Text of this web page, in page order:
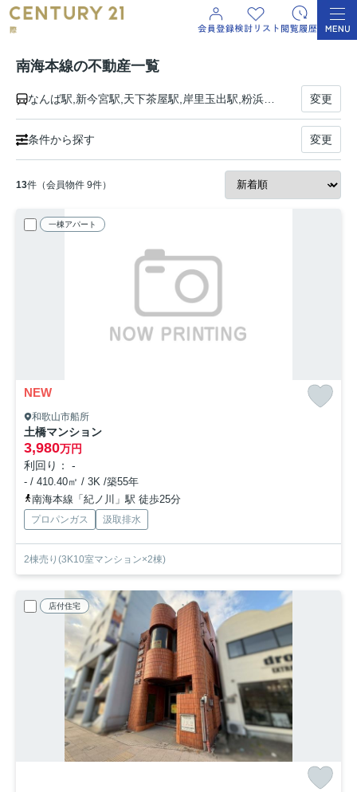
南海本線の不動産一覧
変更
条件から探す 変更
13件（会員物件 9件）
一棟アパート
NEW
和歌山市船所
土橋マンション
3,980万円
利回り： -
- / 410.40㎡ / 3K /築55年
南海本線「紀ノ川」駅 徒歩25分
プロパンガス 汲取排水
2棟売り(3K10室マンション×2棟)
店付住宅